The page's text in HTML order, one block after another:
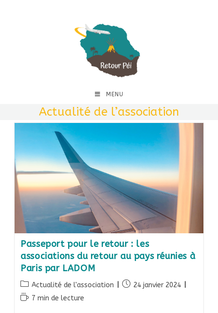
MENU
Actualité de l’association
Passeport pour le retour : les
associations du retour au pays réunies à
Paris par LADOM
Actualité de l'association
24 janvier 2024
7 min de lecture